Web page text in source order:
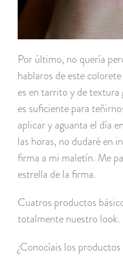
Por último, no quería
hablaros de este
es en tarrito y de
es suficiente para
aplicar y aguanta el día
las horas, no dudaré en
firma a mi maletín. Me
estrella de la firma.
Cuatros productos
totalmente nuestro look.
¿Conocíais los